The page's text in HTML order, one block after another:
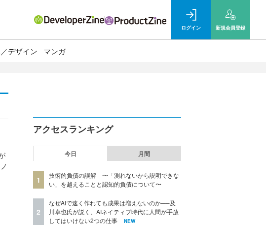
ログイン 新規会員登録
デザイン マンガ
アクセスランキング
今日 月間
1
技術的負債の誤解 〜「測れないから説明できな
い」を越えることと認知的負債について〜
2
なぜAIで速く作れても成果は増えないのか──及
川卓也氏が説く、AIネイティブ時代に人間が手放
してはいけない2つの仕事
NEW